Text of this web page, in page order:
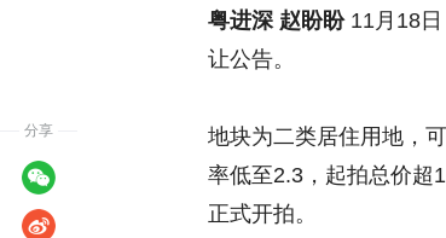
粤进深 赵盼盼 11月18
让公告。
地块为二类居住用地，
率低至2.3，起拍总价超
正式开拍。
分享